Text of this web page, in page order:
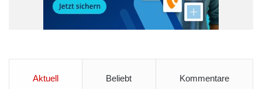
Aktuell Beliebt Kommentare